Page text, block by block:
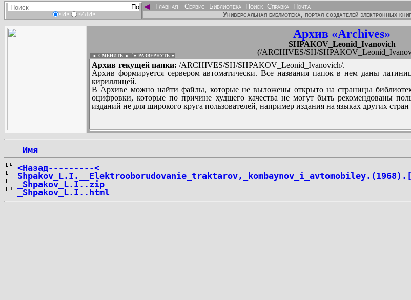
«И» «ИЛИ»
◄- Главная - Сервис- Библиотека- Поиск- Справка- Почта
Универсальная библиотека, портал создателей электронных
Архив «Archives»
SHPAKOV_Leonid_Ivanovich
(/ARCHIVES/SH/
◄ СМЕНИТЬ ► ▼ РАЗВЕРНУТЬ ▼
Архив текущей папки: /ARCHIVES/SH/SHPAKOV_Leonid_Ivanovich/.
Архив формируется сервером автоматически. Все названия папок в нем даны
кириллицей.
В Архиве можно найти файлы, которые не выложены открыто на страницы
оцифровки, которые по причине худшего качества не могут быть рекомендованы
изданий не для широкого круга пользователей, например издания на языках других
...
Имя
<Назад---------<
_Shpakov_L.I..zip
_Shpakov_L.I..html